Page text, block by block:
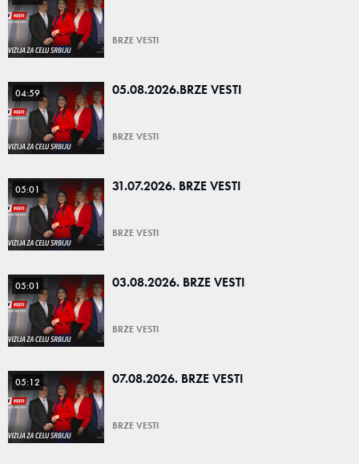
BRZE VESTI
04:59 05.08.2026.BRZE VESTI
BRZE VESTI
05:01 31.07.2026. BRZE VESTI
BRZE VESTI
05:01 03.08.2026. BRZE VESTI
BRZE VESTI
05:12 07.08.2026. BRZE VESTI
BRZE VESTI